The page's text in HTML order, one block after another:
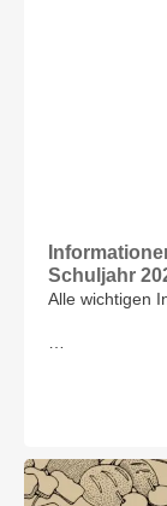
Schuljahr
Alle wichtigen